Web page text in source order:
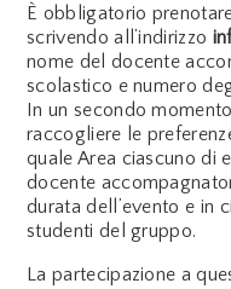
È obbligatorio
scrivendo all’indirizzo
nome del docente
scolastico e numero
In un secondo
raccogliere le
quale Area ciascuno di
docente
durata dell’evento e in
studenti del gruppo.
La partecipazione a